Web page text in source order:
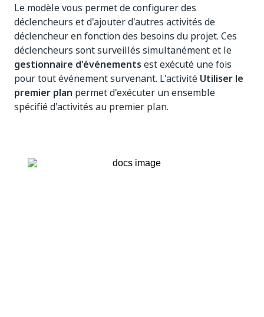
Le modèle vous permet de configurer des
déclencheurs et d'ajouter d'autres activités de
déclencheur en fonction des besoins du projet. Ces
déclencheurs sont surveillés simultanément et le
gestionnaire d'événements est exécuté une fois
pour tout événement survenant. L'activité Utiliser le
premier plan permet d'exécuter un ensemble
spécifié d'activités au premier plan.